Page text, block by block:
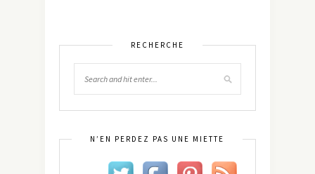
RECHERCHE
N’EN PERDEZ PAS UNE MIETTE